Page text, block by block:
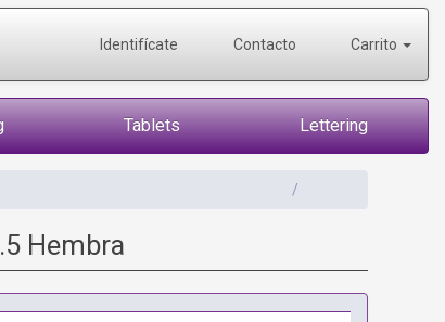
Identifícate Contacto Carrito
Tablets Lettering
Hembra